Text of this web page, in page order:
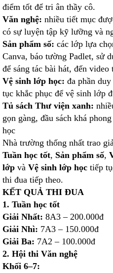
điểm tốt để tri ân thầy cô.
Văn nghệ: nhiều tiết mục
có sự luyện tập kỹ lưỡng và
Sản phẩm số: các lớp lựa
Canva, báo tường Padlet, sử
để sáng tác bài hát, đến
Vệ sinh lớp học: đa phần
tục khắc phục để vệ sinh lớp
Tủ sách Thư viện xanh:
gọn gàng, đầu sách khá
học
Nhà trường thống nhất trao
Tuần học tốt, Sản phẩm số,
lớp và Vệ sinh lớp học tiếp
thi đua tiếp theo.
KẾT QUẢ THI ĐUA
1. Tuần học tốt
Giải Nhất: 8A3 – 200.000đ
Giải Nhì: 7A3 – 150.000đ
Giải Ba: 7A2 – 100.000đ
2. Hội thi Văn nghệ
Khối 6–7: